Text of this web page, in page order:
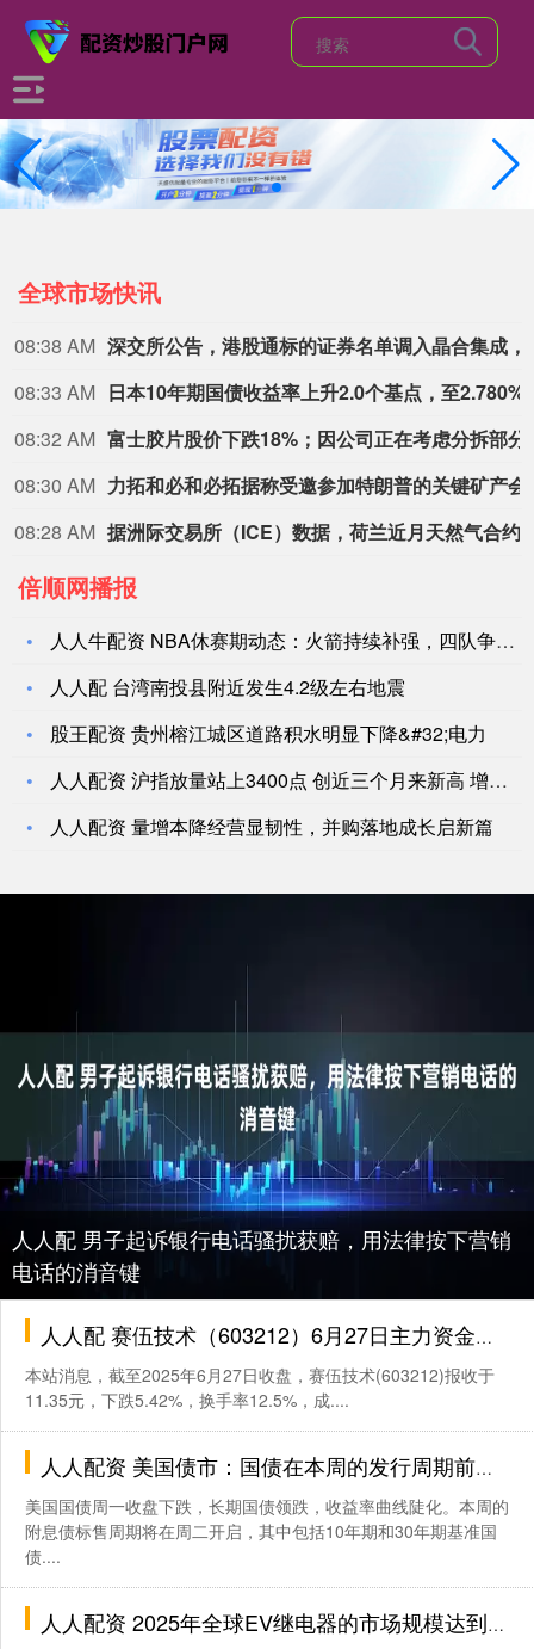
全球市场快讯
08:26 AM 美社媒巨头被判赔近10亿美元
美国新墨西哥州第一司法区法院当地时间8月6日作出裁决，社交媒体“脸书（Facebook）”、“照片墙（Instagram）”的母公司美国“元”公司应向该州一项基金支付5.67 亿美元，用于应对青少年因使用其产品而面临的心理健康问题。 这一裁决源于今年早些时候的一场审判。在那次审判中，新墨西哥州陪审团认定“元”公司需就涉嫌导致青少年心理健康问题及利用其产品进行性剥削的行为，承担3.75亿美元的罚款。这5.67亿美元是在3.75亿美元罚款基础上追加的补救金，二者叠加达9.42亿美元。 此外，根据新的裁决，“元”公司还被要求实施一系列青少年安全措施，包括对青少年使用 Facebook 和 Instagram 设置月度时长限制、限制通知推送、加强对成年人与未成年人联系的管控、为AI 聊天机器人增设安全防护，以及强化对儿童性虐待报告的审查。 “元”公司表示将对这一裁决提出上诉，并称公司一直在努力识别并清除平台上的有害内容。 （CCTV国际时讯）
08:22 AM 日经指数下跌0.7% 受芯片相关股票拖累
随着对中东冲突和能源成本的不确定性持续存在，日本股市早盘走低。芯片相关股票领跌。Lasertec下跌9.8%，软银集团下跌6.1%，Screen Holdings下跌4.2%。美元报158.49日元，周四东京股市收盘时为157.81日元。投资者正关注企业盈利，普利司通定于周五晚些时候公布季度业绩。日经指数下跌0.7%，报65,210.13点。
08:21 AM
08:21 AM
08:20 AM 磷化铟景气度高涨 3只概念股获机构积极关注
倍顺网播报
人人牛配资 NBA休赛期动态：火箭持续补强，四队争抢小佩顿，
人人配 台湾南投县附近发生4.2级左右地震
股王配资 贵州榕江城区道路积水明显下降&#32;电力
人人配资 沪指放量站上3400点 创近三个月来新高 增量资
人人配资 量增本降经营显韧性，并购落地成长启新篇
人人配 男子起诉银行电话骚扰获赔，用法律按下营销
电话的消音键
人人配 赛伍技术（603212）6月27日主力资金净卖出4143.13万元
本站消息，截至2025年6月27日收盘，赛伍技术(603212)报收于
11.35元，下跌5.42%，换手率12.5%，成....
人人配资 美国债市：国债在本周的发行周期前下跌 收益率曲线陡化
美国国债周一收盘下跌，长期国债领跌，收益率曲线陡化。本周的
附息债标售周期将在周二开启，其中包括10年期和30年期基准国
债....
人人配资 2025年全球EV继电器的市场规模达到340亿元，未来预计以27.20%的年复合增长率增长至2032年的1829亿元_新能源_汽车_发展